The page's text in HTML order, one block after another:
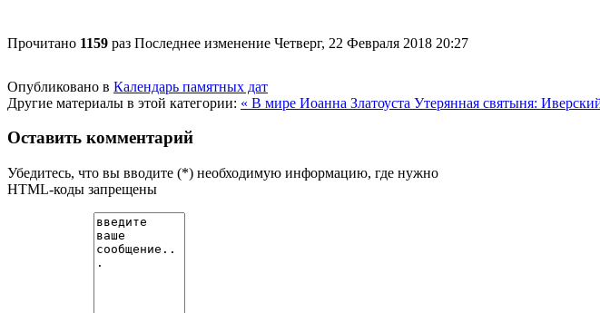
Прочитано 1159 раз Последнее изменение Четверг, 22 Февраля 2018 20:27
Опубликовано в Календарь памятных дат
Другие материалы в этой категории: « В мире Иоанна Златоуста Утерянная святыня:
Оставить комментарий
Убедитесь, что вы вводите (*) необходимую информацию, где нужно
HTML-коды запрещены